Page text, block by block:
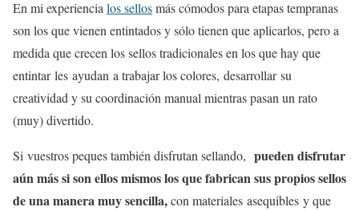
En mi experiencia los sellosmás cómodos para etapas tempranas
son los que vienen entintados y sólo tienen que aplicarlos, pero a
medida que crecen los sellos tradicionales en los que hay que
entintar les ayudan a trabajar los colores, desarrollar su
creatividad y su coordinación manual mientras pasan un rato
(muy) divertido.
Si vuestros peques también disfrutan sellando, pueden disfrutar
aún más si son ellos mismos los que fabrican sus propios sellos
de una manera muy sencilla,con materiales asequibles y que